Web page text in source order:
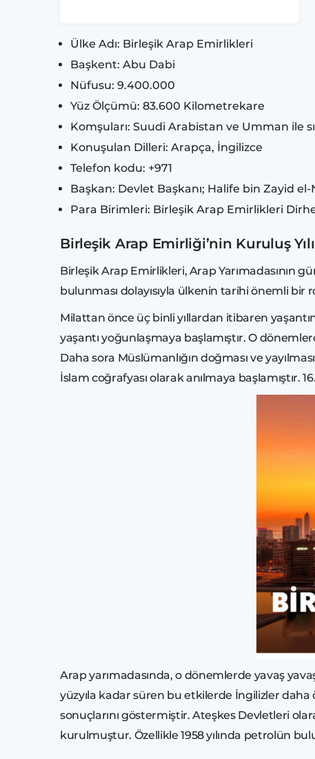
Ülke Adı: Birleşik Arap Emirlikleri
Başkent: Abu Dabi
Nüfusu: 9.400.000
Yüz Ölçümü: 83.600 Kilometrekare
Komşuları: Suudi Arabistan ve Umman ile
Konuşulan Dilleri: Arapça, İngilizce
Telefon kodu: +971
Başkan: Devlet Başkanı; Halife bin Zayid
Para Birimleri: Birleşik Arap Emirlikleri
Birleşik Arap Emirliği’nin Kuruluş Yılı
Birleşik Arap Emirlikleri, Arap Yarımadasının
bulunması dolayısıyla ülkenin tarihi önemli bir
Milattan önce üç binli yıllardan itibaren
yaşantı yoğunlaşmaya başlamıştır. O
Daha sora Müslümanlığın doğması ve
İslam coğrafyası olarak anılmaya başlamıştır.
Arap yarımadasında, o dönemlerde yavaş
yüzyıla kadar süren bu etkilerde İngilizler daha
sonuçlarını göstermiştir. Ateşkes Devletleri
kurulmuştur. Özellikle 1958 yılında petrolün